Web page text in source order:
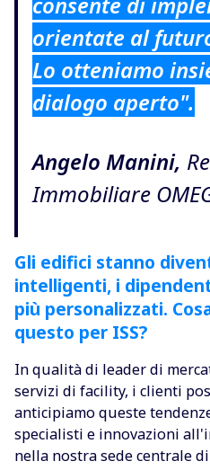
orientate al
Lo otteniamo
dialogo aperto".
Angelo Manini,
Immobiliare
Gli edifici stanno
intelligenti, i
più personalizzati.
questo per ISS?
In qualità di leader di
servizi di facility, i clienti
anticipiamo queste
specialisti e innovazioni
nella nostra sede centrale